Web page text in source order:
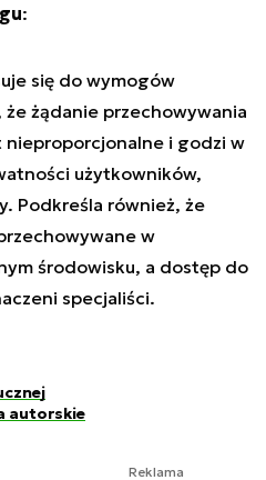
:
się do wymogów
żądanie przechowywania
nieproporcjonalne i godzi w
użytkowników,
Podkreśla również, że
w
środowisku, a dostęp do
specjaliści.
autorskie
Reklama